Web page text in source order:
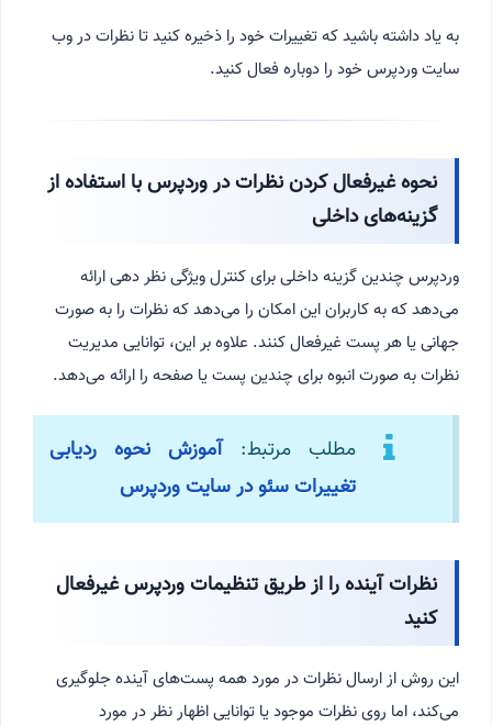
به یاد داشته باشید که تغییرات خود را ذخیره کنید تا نظرات در وب
سایت وردپرس خود را دوباره فعال کنید.
نحوه غیرفعال کردن نظرات در وردپرس با استفاده از
گزینه‌های داخلی
وردپرس چندین گزینه داخلی برای کنترل ویژگی نظر دهی ارائه
می‌دهد که به کاربران این امکان را می‌دهد که نظرات را به صورت
جهانی یا هر پست غیرفعال کنند. علاوه بر این، توانایی مدیریت
نظرات به صورت انبوه برای چندین پست یا صفحه را ارائه می‌دهد.
مطلب مرتبط:آموزش نحوه ردیابی
تغییرات سئو در سایت وردپرس
نظرات آینده را از طریق تنظیمات وردپرس غیرفعال
کنید
این روش از ارسال نظرات در مورد همه پست‌های آینده جلوگیری
می‌کند، اما روی نظرات موجود یا توانایی اظهار نظر در مورد